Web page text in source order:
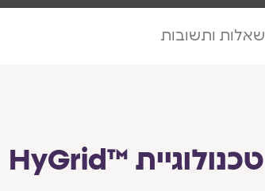
שאלות ותשובות
טכנולוגיית ™HyGrid